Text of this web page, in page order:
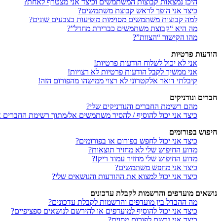
כיצד אני הופך לראש קבוצת משתמשים?
למה קבוצות משתמשים מסוימות מופיעות בצבעים שונים?
מה היא “קבוצת משתמשים כברירת מחדל”?
מהו הקישור “הצוות”?
הודעות פרטיות
אני לא יכול לשלוח הודעות פרטיות!
אני ממשיך לקבל הודעות פרטיות לא רצויות!
קיבלתי דואר אלקטרוני לא רצוי ממישהו מהפורום הזה!
חברים ונודניקים
מהם רשימת החברים והנודניקים שלי?
כיצד אני יכול להוסיף / להסיר משתמשים אל/מתוך רשימת החברים
חיפוש בפורומים
כיצד אני יכול לחפש בפורום או בפורומים?
מדוע החיפוש שלי לא מחזיר תוצאות?
מדוע החיפוש שלי מחזיר עמוד ריק!?
כיצד אני מחפש משתמשים?
כיצד אני יכול למצוא את ההודעות והנושאים שלי?
נושאים מועדפים והרשמות לקבלת עדכונים
מה ההבדל בין מועדפים והרשמות לקבלת עדכונים?
כיצד אני יכול להוסיף למועדפים או להירשם לנושאים ספציפיים?